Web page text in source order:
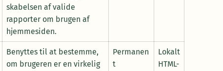
skabelsen af valide
rapporter om brugen af
hjemmesiden.
Benyttes til at bestemme,
om brugeren er en virkelig
Permanen
t
Lokalt
HTML-